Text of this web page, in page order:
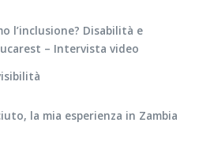
l’inclusione? Disabilità e
– Intervista video
la mia esperienza in Zambia